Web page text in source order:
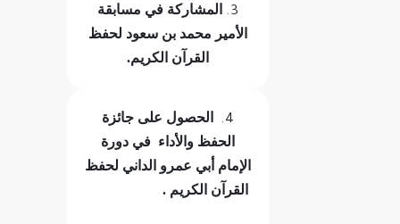
المشاركة في مسابقة
الأمير محمد بن سعود لحفظ
القرآن الكريم.
الحصول على جائزة
الحفظ والأداء في دورة
الإمام أبي عمرو الداني لحفظ
القرآن الكريم .